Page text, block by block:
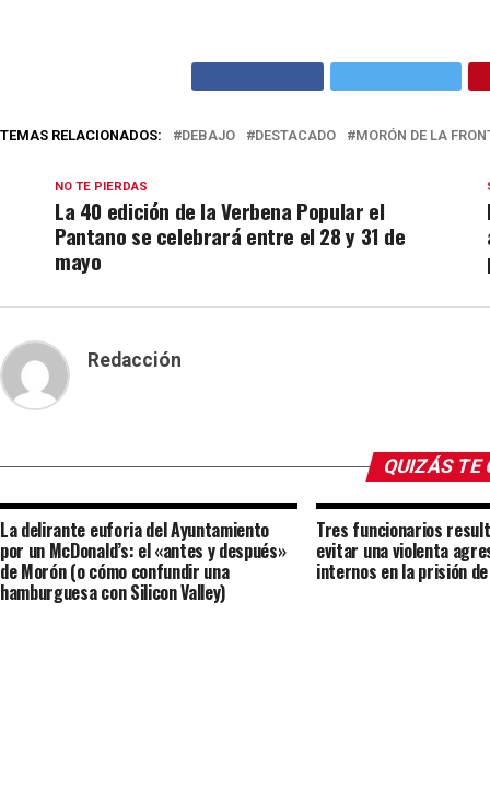
TEMAS RELACIONADOS: DEBAJO DESTACADO MORÓN DE LA
NO TE PIERDAS
La 40 edición de la Verbena Popular el
Pantano se celebrará entre el 28 y 31 de
mayo
Redacción
QUIZÁS TE
La delirante euforia del Ayuntamiento
por un McDonald’s: el «antes y después»
de Morón (o cómo confundir una
hamburguesa con Silicon Valley)
Tres funcionarios
evitar una violenta
internos en la prisión